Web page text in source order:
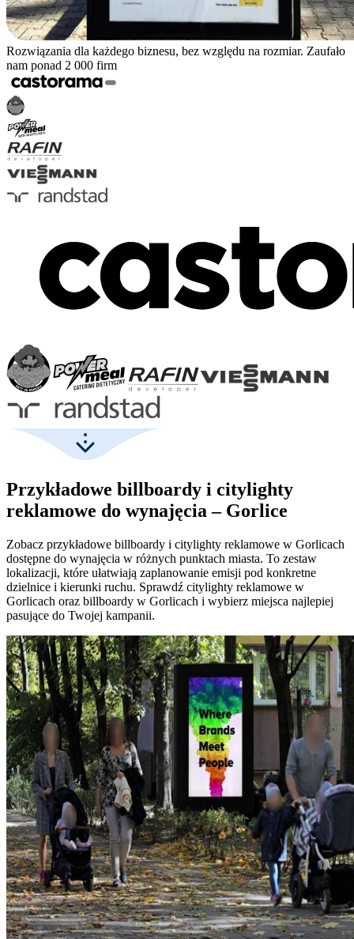
Rozwiązania dla każdego biznesu, bez względu na rozmiar. Zaufało
nam ponad 2 000 firm
Przykładowe billboardy i citylighty
reklamowe do wynajęcia – Gorlice
Zobacz przykładowe billboardy i citylighty reklamowe w Gorlicach
dostępne do wynajęcia w różnych punktach miasta. To zestaw
lokalizacji, które ułatwiają zaplanowanie emisji pod konkretne
dzielnice i kierunki ruchu. Sprawdź citylighty reklamowe w
Gorlicach oraz billboardy w Gorlicach i wybierz miejsca najlepiej
pasujące do Twojej kampanii.